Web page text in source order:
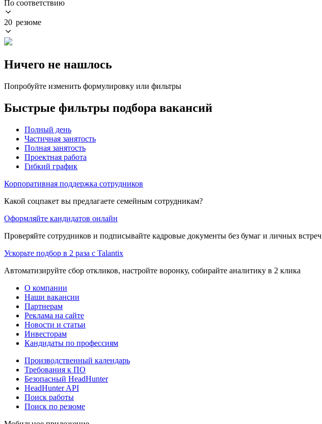
По соответствию
20 резюме
Ничего не нашлось
Попробуйте изменить формулировку или фильтры
Быстрые фильтры подбора вакансий
Полный день
Частичная занятость
Полная занятость
Проектная работа
Гибкий график
Корпоративная поддержка сотрудников
Какой соцпакет вы предлагаете семейным сотрудникам?
Оформляйте кандидатов онлайн
Проверяйте сотрудников и подписывайте кадровые документы без бумаг и личных встреч
Ускорьте подбор в 2 раза с Talantix
Автоматизируйте сбор откликов, настройте воронку, собирайте аналитику в 2 клика
О компании
Наши вакансии
Партнерам
Реклама на сайте
Новости и статьи
Инвесторам
Кандидаты по профессиям
Производственный календарь
Требования к ПО
Безопасный HeadHunter
HeadHunter API
Поиск работы
Поиск по резюме